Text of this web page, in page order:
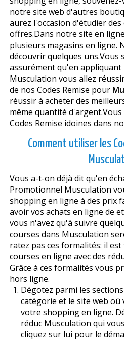
notre site web d'autres
aurez l'occasion d'étudier
offres.Dans notre site en
plusieurs magasins en ligne.
découvrir quelques uns.Vous
assurément qu'en appliquant
Musculation vous allez
de nos Codes Remise pour
réussir à acheter des
même quantité
Codes Remise idoines dans
Comment utiliser les
Vous a-t-on déjà dit qu'en
Promotionnel Musculation
shopping en ligne à des prix
avoir vos achats en ligne de
vous n'avez qu'à suivre
courses dans Musculation
ratez pas ces formalités: il
courses en ligne avec des
Grâce à ces formalités vous
hors ligne.
Dégotez parmi les
catégorie et le site web
votre shopping en ligne.
réduc Musculation qui
cliquez sur lui pour le